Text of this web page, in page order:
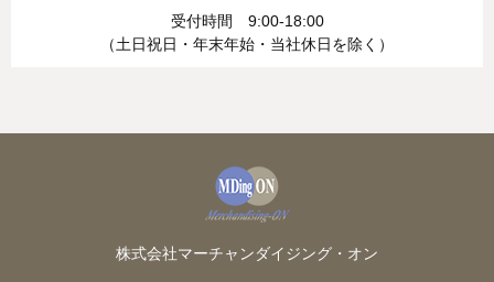
受付時間 9:00-18:00
（土日祝日・年末年始・当社休日を除く）
株式会社マーチャンダイジング・オン